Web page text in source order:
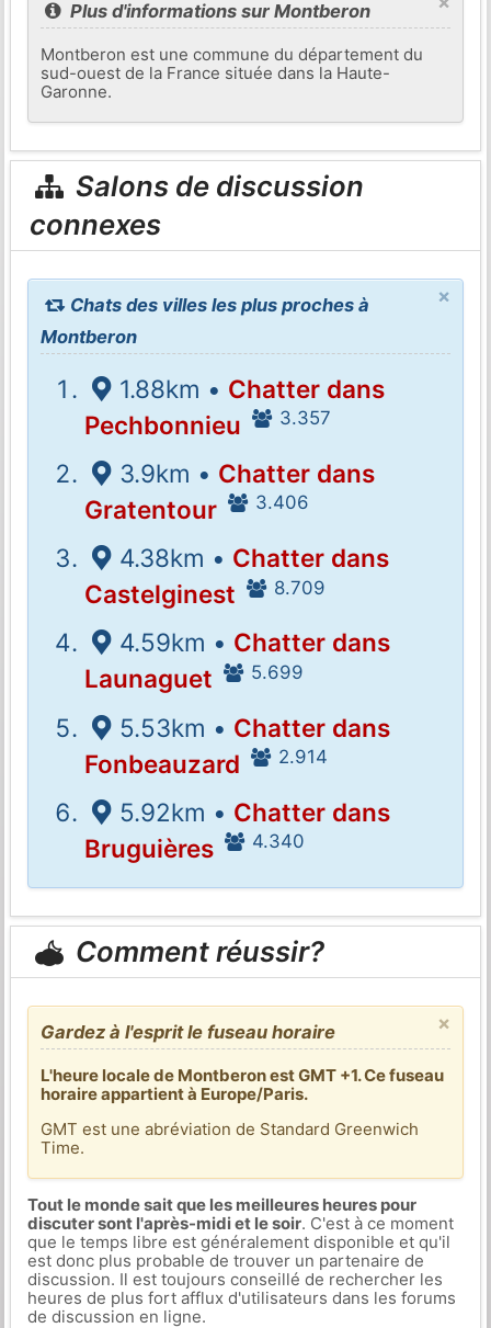
Plus d'informations sur Montberon
Montberon est une commune du département du
sud-ouest de la France située dans la Haute-
Garonne.
Salons de discussion
connexes
×
Chats des villes les plus proches à
Montberon
1.88km • Chatter dans
Pechbonnieu
3.357
3.9km • Chatter dans
Gratentour
3.406
4.38km • Chatter dans
Castelginest
8.709
4.59km • Chatter dans
Launaguet
5.699
5.53km • Chatter dans
Fonbeauzard
2.914
5.92km • Chatter dans
Bruguières
4.340
Comment réussir?
×
Gardez à l'esprit le fuseau horaire
L'heure locale de Montberon est GMT +1. Ce fuseau
horaire appartient à Europe/Paris.
GMT est une abréviation de Standard Greenwich
Time.
Tout le monde sait que les meilleures heures pour
discuter sont l'après-midi et le soir. C'est à ce moment
que le temps libre est généralement disponible et qu'il
est donc plus probable de trouver un partenaire de
discussion. Il est toujours conseillé de rechercher les
heures de plus fort afflux d'utilisateurs dans les forums
de discussion en ligne.